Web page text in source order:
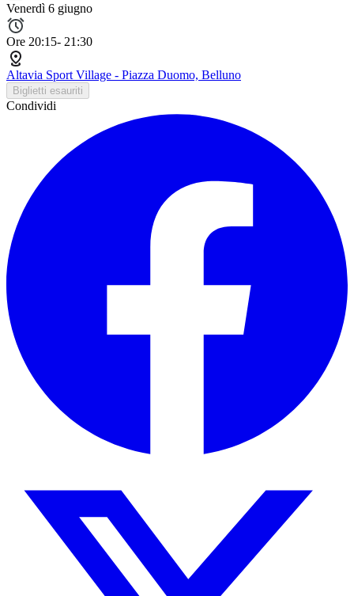
Venerdì 6 giugno
Ore 20:15- 21:30
Altavia Sport Village - Piazza Duomo, Belluno
Biglietti esauriti
Condividi